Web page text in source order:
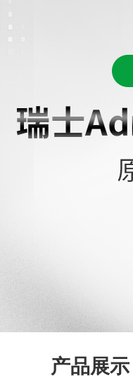
产品展示